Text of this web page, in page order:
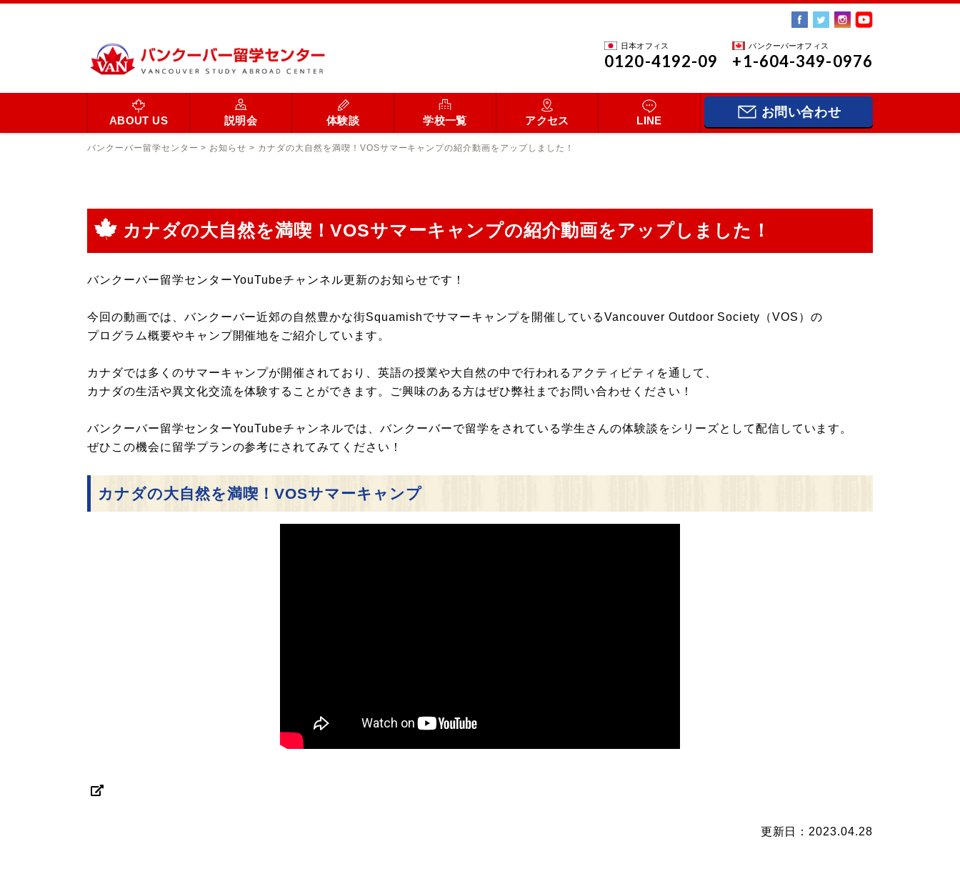
日本オフィス
0120-4192-09
バンクーバーオフィス
+1-604-349-0976
ABOUT US 説明会 体験談 学校一覧 アクセス LINE
お問い合わせ
バンクーバー留学センター > お知らせ > カナダの大自然を満喫！VOSサマーキャンプの紹介動画をアップしました！
カナダの大自然を満喫！VOSサマーキャンプの紹介動画をアップしました！
バンクーバー留学センターYouTubeチャンネル更新のお知らせです！
今回の動画では、バンクーバー近郊の自然豊かな街Squamishでサマーキャンプを開催しているVancouver Outdoor Society（VOS）の
プログラム概要やキャンプ開催地をご紹介しています。
カナダでは多くのサマーキャンプが開催されており、英語の授業や大自然の中で行われるアクティビティを通して、
カナダの生活や異文化交流を体験することができます。ご興味のある方はぜひ弊社までお問い合わせください！
バンクーバー留学センターYouTubeチャンネルでは、バンクーバーで留学をされている学生さんの体験談をシリーズとして配信しています。
ぜひこの機会に留学プランの参考にされてみてください！
カナダの大自然を満喫！VOSサマーキャンプ
更新日：2023.04.28